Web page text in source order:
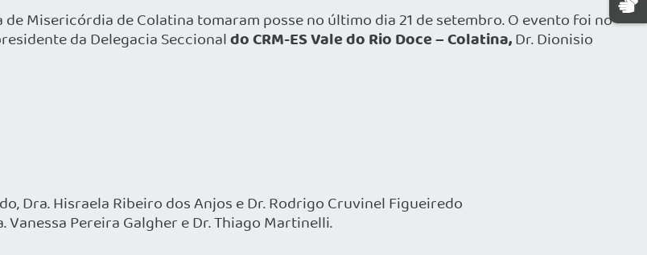
Misericórdia de Colatina tomaram posse no último dia 21 de setembro. O evento foi no
da Delegacia Seccionaldo CRM-ES Vale do Rio Doce – Colatina,Dr. Dionisio
Dra. Hisraela Ribeiro dos Anjos e Dr. Rodrigo Cruvinel Figueiredo
Pereira Galgher e Dr. Thiago Martinelli.